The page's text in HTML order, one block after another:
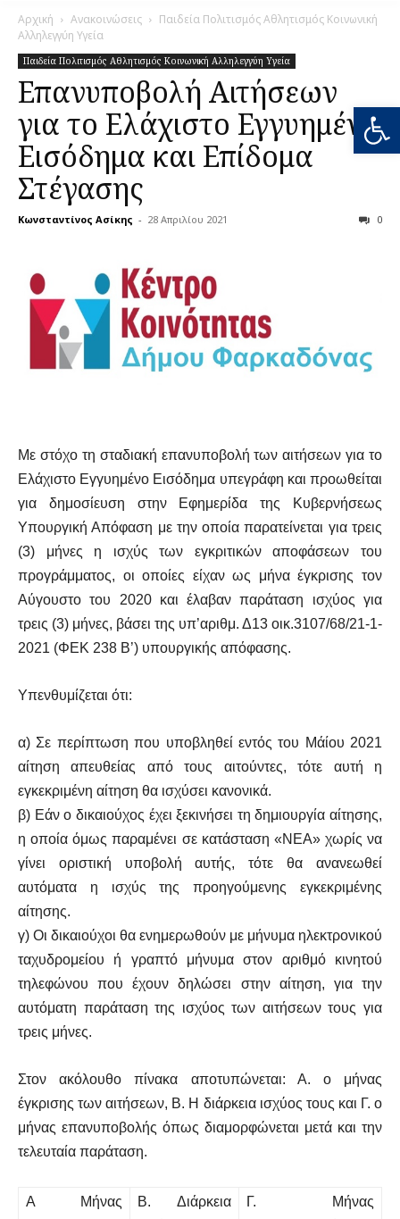
Αρχική Ανακοινώσεις
Παιδεία Πολιτισμός Αθλητισμός Κοινωνική
Αλληλεγγύη Υγεία
Παιδεία Πολιτισμός Αθλητισμός Κοινωνική Αλληλεγγύη Υγεία
Επανυποβολή Αιτήσεων
για το Ελάχιστο Εγγυημένο
Εισόδημα και Επίδομα
Στέγασης
Κωνσταντίνος Ασίκης - 28 Απριλίου 2021 0
Με στόχο τη σταδιακή επανυποβολή των αιτήσεων για το
Ελάχιστο Εγγυημένο Εισόδημα υπεγράφη και προωθείται
για δημοσίευση στην Εφημερίδα της Κυβερνήσεως
Υπουργική Απόφαση με την οποία παρατείνεται για τρεις
(3) μήνες η ισχύς των εγκριτικών αποφάσεων του
προγράμματος, οι οποίες είχαν ως μήνα έγκρισης τον
Αύγουστο του 2020 και έλαβαν παράταση ισχύος για
τρεις (3) μήνες, βάσει της υπ’αριθμ. Δ13 οικ.3107/68/21-1-
2021 (ΦΕΚ 238 Β’) υπουργικής απόφασης.
Υπενθυμίζεται ότι:
α) Σε περίπτωση που υποβληθεί εντός του Μάίου 2021
αίτηση απευθείας από τους αιτούντες, τότε αυτή η
εγκεκριμένη αίτηση θα ισχύσει κανονικά.
β) Εάν ο δικαιούχος έχει ξεκινήσει τη δημιουργία αίτησης,
η οποία όμως παραμένει σε κατάσταση «ΝΕΑ» χωρίς να
γίνει οριστική υποβολή αυτής, τότε θα ανανεωθεί
αυτόματα η ισχύς της προηγούμενης εγκεκριμένης
αίτησης.
γ) Οι δικαιούχοι θα ενημερωθούν με μήνυμα ηλεκτρονικού
ταχυδρομείου ή γραπτό μήνυμα στον αριθμό κινητού
τηλεφώνου που έχουν δηλώσει στην αίτηση, για την
αυτόματη παράταση της ισχύος των αιτήσεων τους για
τρεις μήνες.
Στον ακόλουθο πίνακα αποτυπώνεται: Α. ο μήνας
έγκρισης των αιτήσεων, Β. Η διάρκεια ισχύος τους και Γ. ο
μήνας επανυποβολής όπως διαμορφώνεται μετά και την
τελευταία παράταση.
Α Μήνας
Β. Διάρκεια
Γ. Μήνας